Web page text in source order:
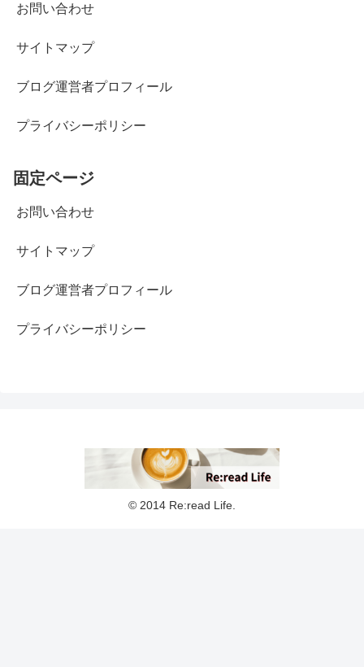
お問い合わせ
サイトマップ
ブログ運営者プロフィール
プライバシーポリシー
固定ページ
お問い合わせ
サイトマップ
ブログ運営者プロフィール
プライバシーポリシー
© 2014 Re:read Life.